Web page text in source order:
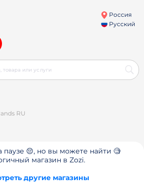
Россия
Русский
RU
паузе 😔, но вы можете найти 🧐
магазин в Zozi.
другие магазины